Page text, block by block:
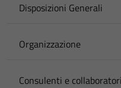
Disposizioni Generali
Organizzazione
Consulenti e collaboratori